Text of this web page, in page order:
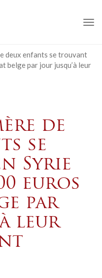
deux enfants se trouvant
belge par jour jusqu’à leur
de
se
Syrie
euros
par
leur